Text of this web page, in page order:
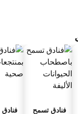
فنادق تسمح
فنادق